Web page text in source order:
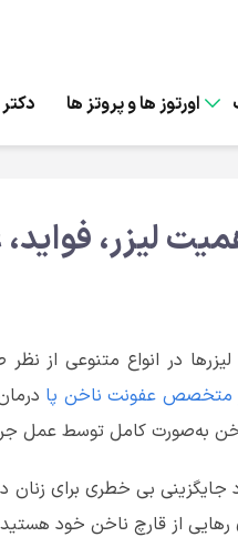
اورتوز ها و پروتز ها دکتر
لیزر،
در انواع متنوعی از
متخصص عفونت ناخن پا
ناخن به‌صورت کامل توسط عمل
جایگزینی بی خطری برای زنان
رهایی از قارچ ناخن خود